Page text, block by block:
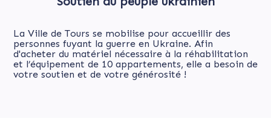
La Ville de Tours se mobilise pour accueillir des
personnes fuyant la guerre en Ukraine. Afin
d'acheter du matériel nécessaire à la réhabilitation
et l’équipement de 10 appartements, elle a besoin de
votre soutien et de votre générosité !